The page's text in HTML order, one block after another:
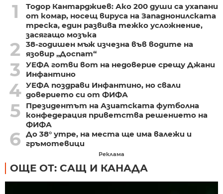
1
Тодор Кантарджиев: Ако 200 души са ухапани
от комар, носещ вируса на Западнонилската
треска, един развива тежко усложнение,
засягащо мозъка
2
38-годишен мъж изчезна във водите на
язовир „Доспат“
3
УЕФА готви вот на недоверие срещу Джани
Инфантино
4 УЕФА поздрави Инфантино, но свали
доверието си от ФИФА
5
Президентът на Азиатската футболна
конфедерация приветства решението на
ФИФА
6 До 38° утре, на места ще има валежи и
гръмотевици
Реклама
ОЩЕ ОТ: САЩ И КАНАДА